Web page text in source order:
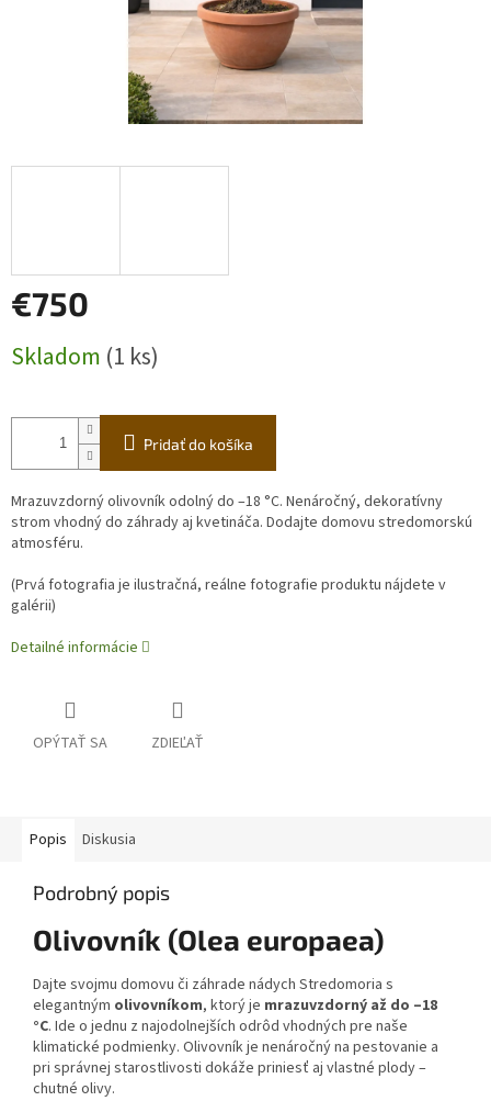
€750
cena:
Skladom (1 ks)
Pridať do košíka
Mrazuvzdorný olivovník odolný do –18 °C. Nenáročný, dekoratívny
strom vhodný do záhrady aj kvetináča. Dodajte domovu stredomorskú
atmosféru.
(Prvá fotografia je ilustračná, reálne fotografie produktu nájdete v
galérii)
Detailné informácie
OPÝTAŤ SA ZDIEĽAŤ
Popis Diskusia
Podrobný popis
Olivovník (Olea europaea)
Dajte svojmu domovu či záhrade nádych Stredomoria s
elegantným olivovníkom, ktorý je mrazuvzdorný až do –18
°C. Ide o jednu z najodolnejších odrôd vhodných pre naše
klimatické podmienky. Olivovník je nenáročný na pestovanie a
pri správnej starostlivosti dokáže priniesť aj vlastné plody –
chutné olivy.